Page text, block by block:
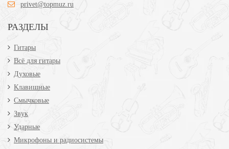
privet@topmuz.ru
РАЗДЕЛЫ
Гитары
Всё для гитары
Духовые
Клавишные
Смычковые
Звук
Ударные
Микрофоны и радиосистемы